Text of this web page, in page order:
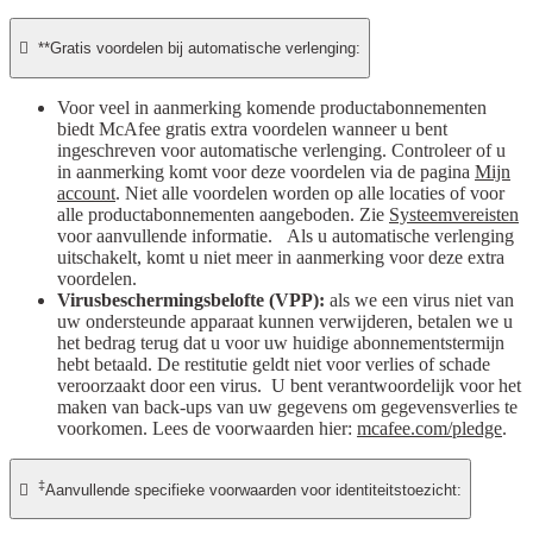
 **Gratis voordelen bij automatische verlenging:
Voor veel in aanmerking komende productabonnementen
biedt McAfee gratis extra voordelen wanneer u bent
ingeschreven voor automatische verlenging. Controleer of u
in aanmerking komt voor deze voordelen via de pagina Mijn
account. Niet alle voordelen worden op alle locaties of voor
alle productabonnementen aangeboden. Zie Systeemvereisten
voor aanvullende informatie. Als u automatische verlenging
uitschakelt, komt u niet meer in aanmerking voor deze extra
voordelen.
Virusbeschermingsbelofte (VPP): als we een virus niet van
uw ondersteunde apparaat kunnen verwijderen, betalen we u
het bedrag terug dat u voor uw huidige abonnementstermijn
hebt betaald. De restitutie geldt niet voor verlies of schade
veroorzaakt door een virus. U bent verantwoordelijk voor het
maken van back-ups van uw gegevens om gegevensverlies te
voorkomen. Lees de voorwaarden hier: mcafee.com/pledge.
 ‡Aanvullende specifieke voorwaarden voor identiteitstoezicht: